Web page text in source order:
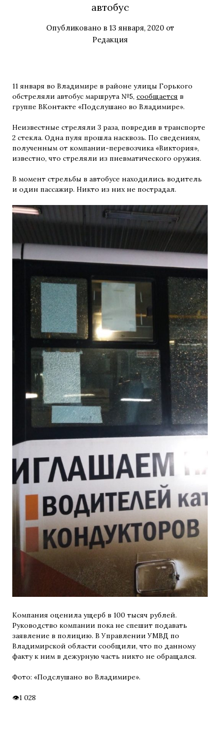
автобус
Опубликовано в 13 января, 2020от
Редакция
11 января во Владимире в районе улицы Горького
обстреляли автобус маршрута №5, сообщается в
группе ВКонтакте «Подслушано во Владимире».
Неизвестные стреляли 3 раза, повредив в транспорте
2 стекла. Одна пуля прошла насквозь. По сведениям,
полученным от компании-перевозчика «Виктория»,
известно, что стреляли из пневматического оружия.
В момент стрельбы в автобусе находились водитель
и один пассажир. Никто из них не пострадал.
Компания оценила ущерб в 100 тысяч рублей.
Руководство компании пока не спешит подавать
заявление в полицию. В Управлении УМВД по
Владимирской области сообщили, что по данному
факту к ним в дежурную часть никто не обращался.
Фото: «Подслушано во Владимире».
1 028